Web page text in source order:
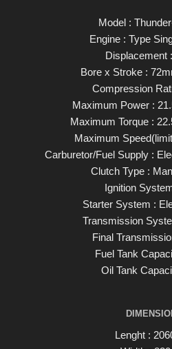
Model :
Engine : Type
Displacement
Bore x Stroke :
Compression
Maximum Power :
Maximum Torque :
Maximum
Carburetor/Fuel Supply :
Clutch Type :
Ignition
Starter System :
Transmission
Final
Fuel Tank
Oil Tank
Lenght :